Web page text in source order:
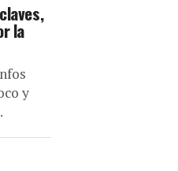
la
y